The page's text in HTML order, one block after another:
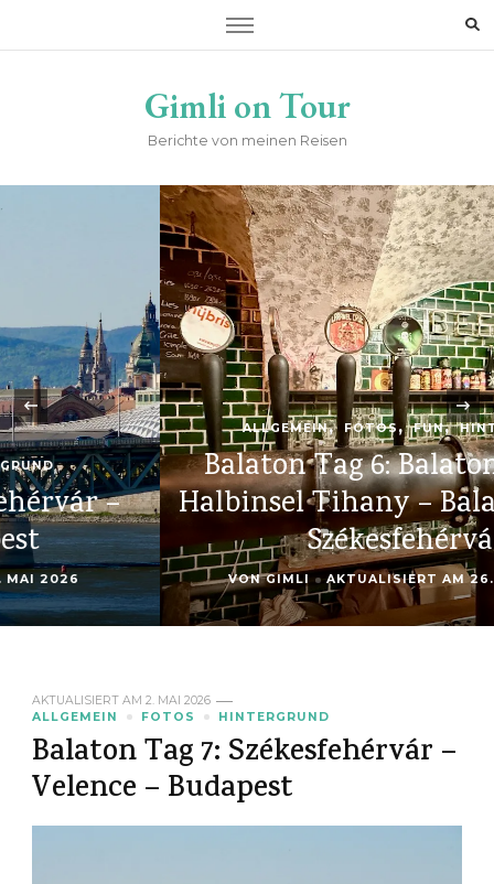
Gimli on Tour
Berichte von meinen Reisen
ALLGEMEIN FOTOS FUN HINTERGRUND
Balaton Tag 6: Balatonudvari –
Halbinsel Tihany – Balatonfüred –
Székesfehérvár
VONGIMLI AKTUALISIERT AM 26. APRIL 2026
‹
AKTUALISIERT AM 2. MAI 2026
ALLGEMEIN
FOTOS HINTERGRUND
Balaton Tag 7: Székesfehérvár –
Velence – Budapest